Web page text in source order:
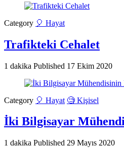
Category 🎈 Hayat
Trafikteki Cehalet
1 dakika Published 17 Ekim 2020
Category 🎈 Hayat 🧐 Kişisel
İki Bilgisayar
1 dakika Published 29 Mayıs 2020